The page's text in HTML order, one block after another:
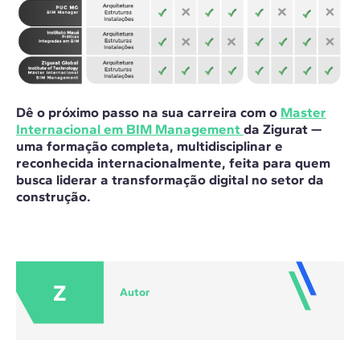
Dê o próximo passo na sua carreira com o Master
Internacional em BIM Management da Zigurat —
uma formação completa, multidisciplinar e
reconhecida internacionalmente, feita para quem
busca liderar a transformação digital no setor da
construção.
Z Autor